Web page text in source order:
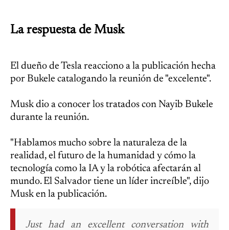
La respuesta de Musk
El dueño de Tesla reacciono a la publicación hecha
por Bukele catalogando la reunión de "excelente".
Musk dio a conocer los tratados con Nayib Bukele
durante la reunión.
"Hablamos mucho sobre la naturaleza de la
realidad, el futuro de la humanidad y cómo la
tecnología como la IA y la robótica afectarán al
mundo. El Salvador tiene un líder increíble", dijo
Musk en la publicación.
Just had an excellent conversation with